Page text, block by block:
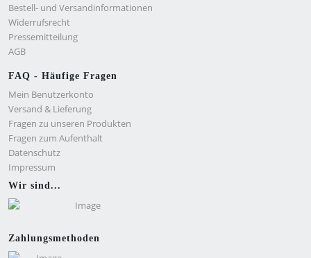
Bestell- und Versandinformationen
Widerrufsrecht
Pressemitteilung
AGB
FAQ - Häufige Fragen
Mein Benutzerkonto
Versand & Lieferung
Fragen zu unseren Produkten
Fragen zum Aufenthalt
Datenschutz
Impressum
Wir sind...
Zahlungsmethoden